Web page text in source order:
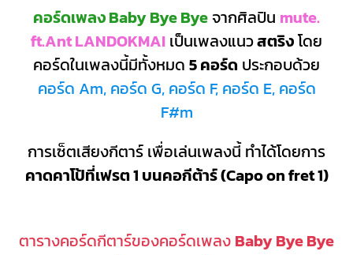
คอร์ดเพลง Baby Bye Bye จากศิลปิน mute.
ft.Ant LANDOKMAI เป็นเพลงแนวสตริงโดย
คอร์ดในเพลงนี้มีทั้งหมด 5 คอร์ด ประกอบด้วย
คอร์ด Am, คอร์ด G, คอร์ด F, คอร์ด E, คอร์ด
F#m
การเซ็ตเสียงกีตาร์ เพื่อเล่นเพลงนี้ ทำได้โดยการ
คาดคาโป้ที่เฟรต 1 บนคอกีต้าร์ (Capo on fret 1)
ตารางคอร์ดกีตาร์ของคอร์ดเพลง Baby Bye Bye